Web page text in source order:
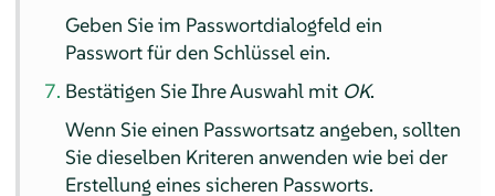
Geben Sie im Passwortdialogfeld ein
Passwort für den Schlüssel ein.
Bestätigen Sie Ihre Auswahl mit OK.
Wenn Sie einen Passwortsatz angeben, sollten
Sie dieselben Kriteren anwenden wie bei der
Erstellung eines sicheren Passworts.